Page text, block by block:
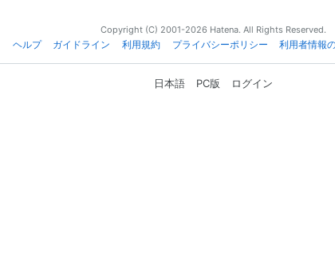
Copyright (C) 2001-2026 Hatena. All Rights Reserved.
ヘルプ
ガイドライン 利用規約 プライバシーポリシー 利用者情報
日本語 PC版 ログイン